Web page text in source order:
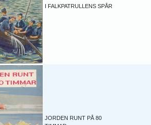
I FALKPATRULLENS SPÅR
JORDEN RUNT PÅ 80